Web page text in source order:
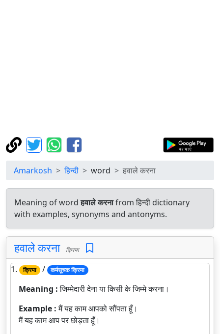
Amarkosh हिन्दी word हवाले करना
Meaning of wordहवाले करनाfrom हिन्दी dictionary
with examples, synonyms and antonyms.
हवाले करना क्रिया
1. क्रिया / कर्मसूचक क्रिया
Meaning :जिम्मेदारी देना या किसी के जिम्मे करना।
Example :मैं यह काम आपको सौंपता हूँ।
मैं यह काम आप पर छोड़ता हूँ।